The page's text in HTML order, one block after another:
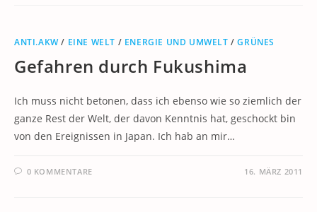
ANTI.AKW/ EINE WELT / ENERGIE UND UMWELT /GRÜNES
Gefahren durch Fukushima
Ich muss nicht betonen, dass ich ebenso wie so ziemlich der
ganze Rest der Welt, der davon Kenntnis hat, geschockt bin
von den Ereignissen in Japan. Ich hab an mir…
0 KOMMENTARE 16. MÄRZ 2011